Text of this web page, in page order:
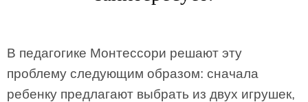
В педагогике Монтессори решают эту
проблему следующим образом: сначала
ребенку предлагают выбрать из двух игрушек,